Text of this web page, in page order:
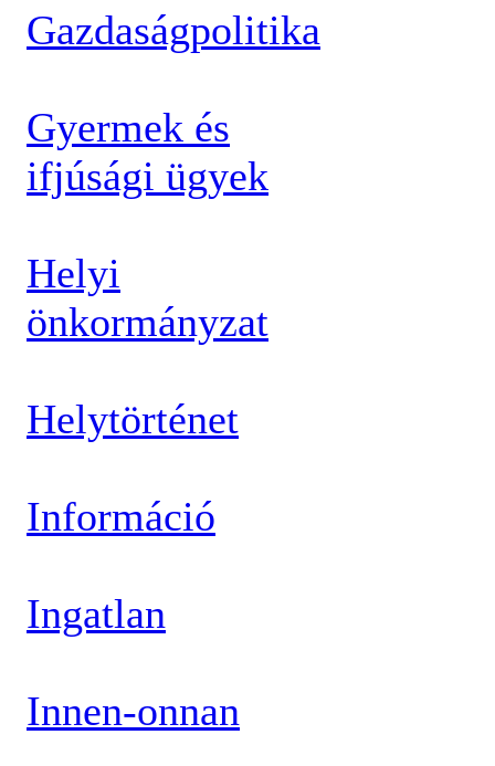
Gazdaságpolitika
Gyermek és
ifjúsági ügyek
Helyi
önkormányzat
Helytörténet
Információ
Ingatlan
Innen-onnan